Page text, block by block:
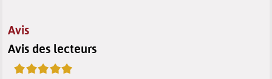
Avis
Avis des lecteurs
5/5